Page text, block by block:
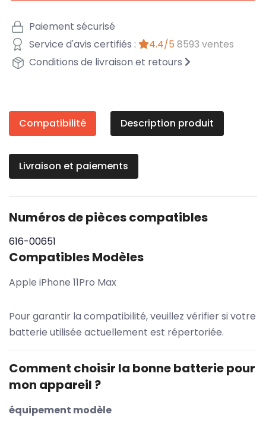
Paiement sécurisé
Service d'avis certifiés :
4.4/5 8593 ventes
Conditions de livraison et retours
Compatibilité Description produit
Livraison et paiements
Numéros de pièces compatibles
616-00651
Compatibles Modèles
Apple iPhone 11Pro Max
Pour garantir la compatibilité, veuillez vérifier si votre
batterie utilisée actuellement est répertoriée.
Comment choisir la bonne batterie pour
mon appareil ?
équipement modèle